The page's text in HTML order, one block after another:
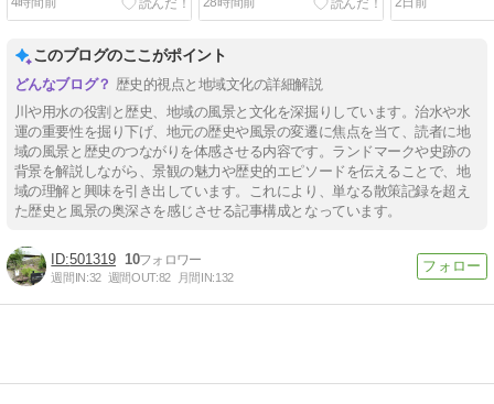
このブログのここがポイント
歴史的視点と地域文化の詳細解説
川や用水の役割と歴史、地域の風景と文化を深掘りしています。治水や水
運の重要性を掘り下げ、地元の歴史や風景の変遷に焦点を当て、読者に地
域の風景と歴史のつながりを体感させる内容です。ランドマークや史跡の
背景を解説しながら、景観の魅力や歴史的エピソードを伝えることで、地
域の理解と興味を引き出しています。これにより、単なる散策記録を超え
た歴史と風景の奥深さを感じさせる記事構成となっています。
501319 10
週間IN:32 週間OUT:82 月間IN:132